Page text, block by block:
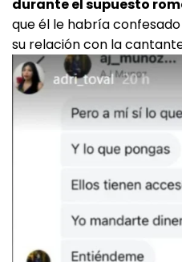
durante el supuesto
que él le habría
su relación con la